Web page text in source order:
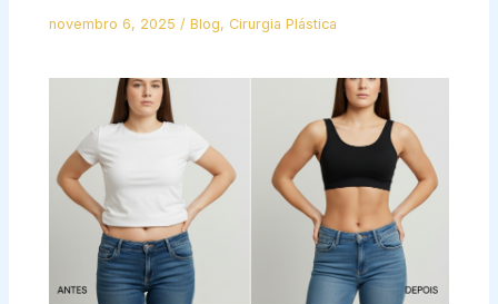
novembro 6, 2025/Blog,Cirurgia Plástica